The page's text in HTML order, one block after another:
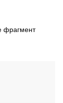
фрагмент